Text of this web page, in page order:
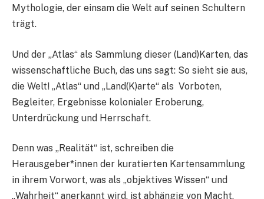
Mythologie, der einsam die Welt auf seinen Schultern
trägt.
Und der „Atlas“ als Sammlung dieser (Land)Karten, das
wissenschaftliche Buch, das uns sagt: So sieht sie aus,
die Welt! „Atlas“ und „Land(K)arte“ als Vorboten,
Begleiter, Ergebnisse kolonialer Eroberung,
Unterdrückung und Herrschaft.
Denn was „Realität“ ist, schreiben die
Herausgeber*innen der kuratierten Kartensammlung
in ihrem Vorwort, was als „objektives Wissen“ und
„Wahrheit“ anerkannt wird, ist abhängig von Macht.